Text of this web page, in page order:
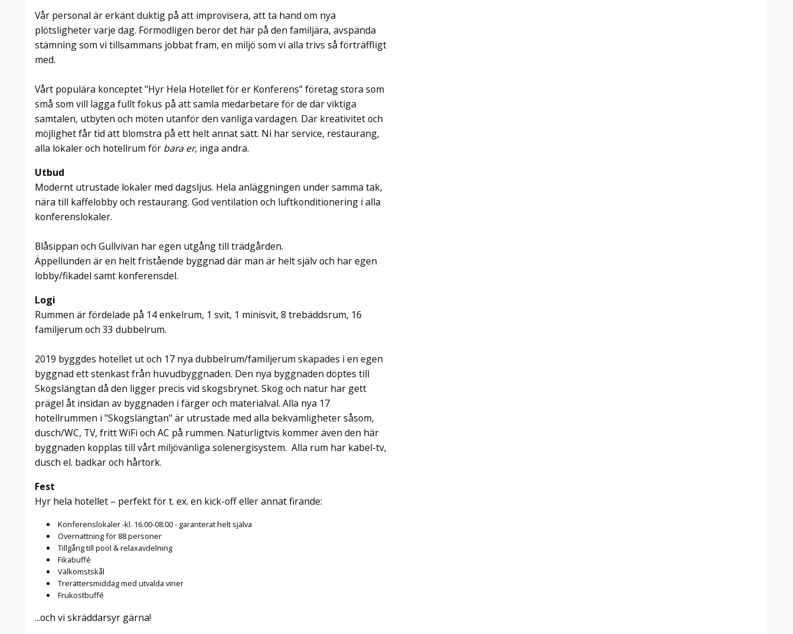
Vår personal är erkänt duktig på att improvisera, att ta hand om nya
plötsligheter varje dag. Förmodligen beror det här på den familjära, avspända
stämning som vi tillsammans jobbat fram, en miljö som vi alla trivs så förträffligt
med.
Vårt populära konceptet "Hyr Hela Hotellet för er Konferens" företag stora som
små som vill lägga fullt fokus på att samla medarbetare för de där viktiga
samtalen, utbyten och möten utanför den vanliga vardagen. Där kreativitet och
möjlighet får tid att blomstra på ett helt annat sätt. Ni har service, restaurang,
alla lokaler och hotellrum för bara er, inga andra.
Utbud
Modernt utrustade lokaler med dagsljus. Hela anläggningen under samma tak,
nära till kaffelobby och restaurang. God ventilation och luftkonditionering i alla
konferenslokaler.
Blåsippan och Gullvivan har egen utgång till trädgården.
Äppellunden är en helt fristående byggnad där man är helt själv och har egen
lobby/fikadel samt konferensdel.
Logi
Rummen är fördelade på 14 enkelrum, 1 svit, 1 minisvit, 8 trebäddsrum, 16
familjerum och 33 dubbelrum.
2019 byggdes hotellet ut och 17 nya dubbelrum/familjerum skapades i en egen
byggnad ett stenkast från huvudbyggnaden. Den nya byggnaden döptes till
Skogslängtan då den ligger precis vid skogsbrynet. Skog och natur har gett
prägel åt insidan av byggnaden i färger och materialval. Alla nya 17
hotellrummen i "Skogslängtan" är utrustade med alla bekvämligheter såsom,
dusch/WC, TV, fritt WiFi och AC på rummen. Naturligtvis kommer även den här
byggnaden kopplas till vårt miljövänliga solenergisystem. Alla rum har kabel-tv,
dusch el. badkar och hårtork.
Fest
Hyr hela hotellet – perfekt för t. ex. en kick-off eller annat firande:
Konferenslokaler -kl. 16.00-08.00 - garanterat helt själva
Övernattning för 88 personer
Tillgång till pool & relaxavdelning
Fikabuffé
Välkomstskål
Trerättersmiddag med utvalda viner
Frukostbuffé
​...och vi skräddarsyr gärna!